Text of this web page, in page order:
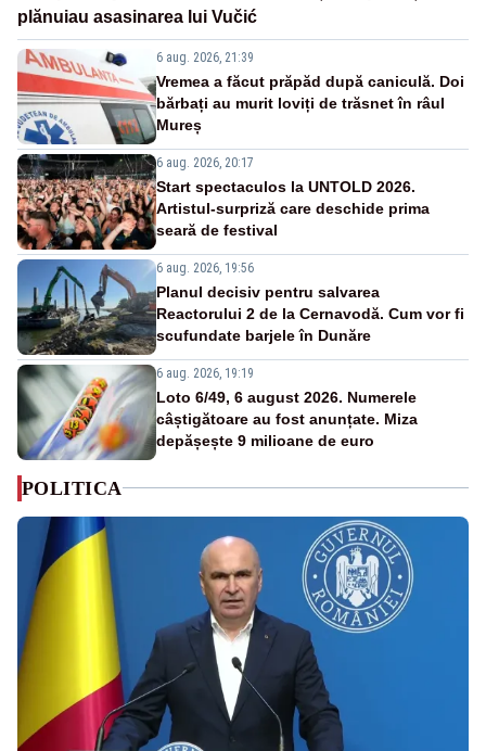
plănuiau asasinarea lui Vučić
6 aug. 2026, 21:39
Vremea a făcut prăpăd după caniculă. Doi
bărbați au murit loviți de trăsnet în râul
Mureș
6 aug. 2026, 20:17
Start spectaculos la UNTOLD 2026.
Artistul-surpriză care deschide prima
seară de festival
6 aug. 2026, 19:56
Planul decisiv pentru salvarea
Reactorului 2 de la Cernavodă. Cum vor fi
scufundate barjele în Dunăre
6 aug. 2026, 19:19
Loto 6/49, 6 august 2026. Numerele
câștigătoare au fost anunțate. Miza
depășește 9 milioane de euro
POLITICA